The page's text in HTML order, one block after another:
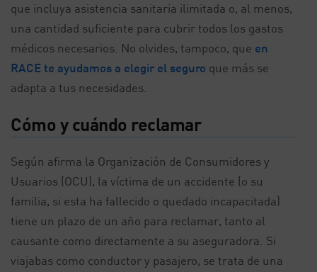
que incluya asistencia sanitaria ilimitada o, al menos,
una cantidad suficiente para cubrir todos los gastos
médicos necesarios. No olvides, tampoco, que en
RACE te ayudamos a elegir el seguro que más se
adapta a tus necesidades.
Cómo y cuándo reclamar
Según afirma la Organización de Consumidores y
Usuarios (OCU), la víctima de un accidente (o su
familia, si esta ha fallecido o quedado incapacitada)
tiene un plazo de un año para reclamar, tanto al
causante como directamente a su aseguradora. Si
viajabas como conductor y pasajero, se trata de una